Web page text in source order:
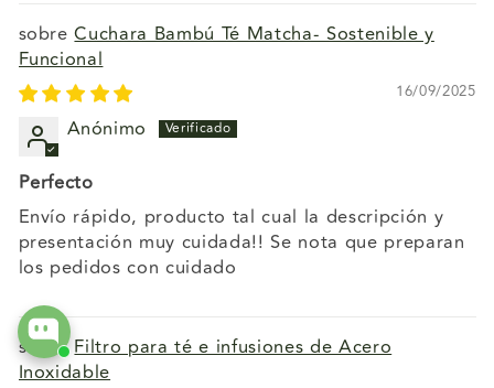
Cuchara Bambú Té Matcha- Sostenible y
Funcional
16/09/2025
Anónimo
Perfecto
Envío rápido, producto tal cual la descripción y
presentación muy cuidada!! Se nota que preparan
los pedidos con cuidado
Filtro para té e infusiones de Acero
Inoxidable